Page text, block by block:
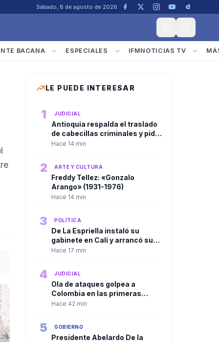
Sábado, 8 de agosto de 2026
BACANA ESPECIALES IFMNOTICIAS TV
LE PUEDE INTERESAR
1 JUDICIAL
Antioquia respalda el traslado
de cabecillas criminales y pide
mantener la presión contra las
Hace 14 min
2 ARTE Y CULTURA
Freddy Tellez: «Gonzalo
Arango» (1931-1976)
Hace 14 min
3 POLÍTICA
De La Espriella instaló su
gabinete en Cali y arrancó su
Gobierno con equipo paritario
Hace 17 min
4 JUDICIAL
Ola de ataques golpea a
Colombia en las primeras
horas del Gobierno de Abelardo
Hace 42 min
5 GOBIERNO
Presidente Abelardo De la